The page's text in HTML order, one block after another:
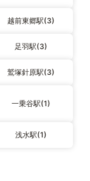
越前東郷駅(3)
足羽駅(3)
鷲塚針原駅(3)
一乗谷駅(1)
浅水駅(1)